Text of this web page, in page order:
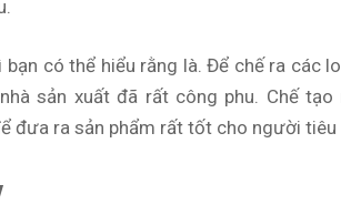
có thể hiểu rằng là. Để chế ra các
sản xuất đã rất công phu. Chế
đưa ra sản phẩm rất tốt cho người tiêu